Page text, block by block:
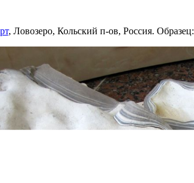
, Ловозеро, Кольский п-ов, Россия.